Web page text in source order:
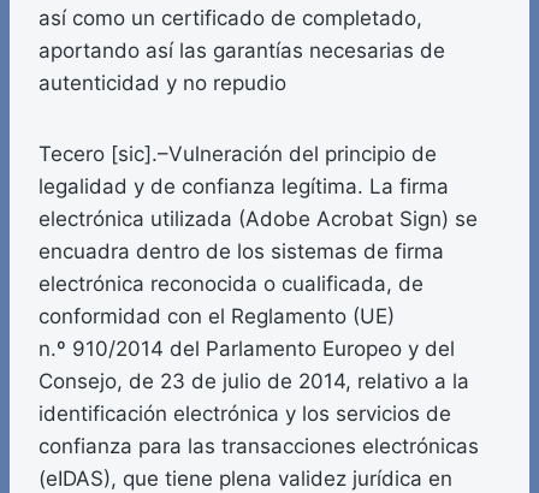
así como un certificado de completado,
aportando así las garantías necesarias de
autenticidad y no repudio
Tecero [sic].–Vulneración del principio de
legalidad y de confianza legítima. La firma
electrónica utilizada (Adobe Acrobat Sign) se
encuadra dentro de los sistemas de firma
electrónica reconocida o cualificada, de
conformidad con el Reglamento (UE)
n.º 910/2014 del Parlamento Europeo y del
Consejo, de 23 de julio de 2014, relativo a la
identificación electrónica y los servicios de
confianza para las transacciones electrónicas
(eIDAS), que tiene plena validez jurídica en